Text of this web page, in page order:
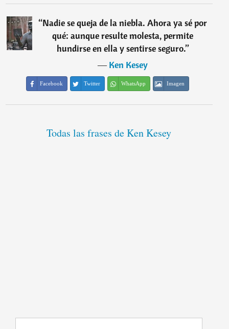
“Nadie se queja de la niebla. Ahora ya sé por
qué: aunque resulte molesta, permite
hundirse en ella y sentirse seguro.”
―Ken Kesey
Facebook Twitter WhatsApp Imagen
Todas las frases de Ken Kesey